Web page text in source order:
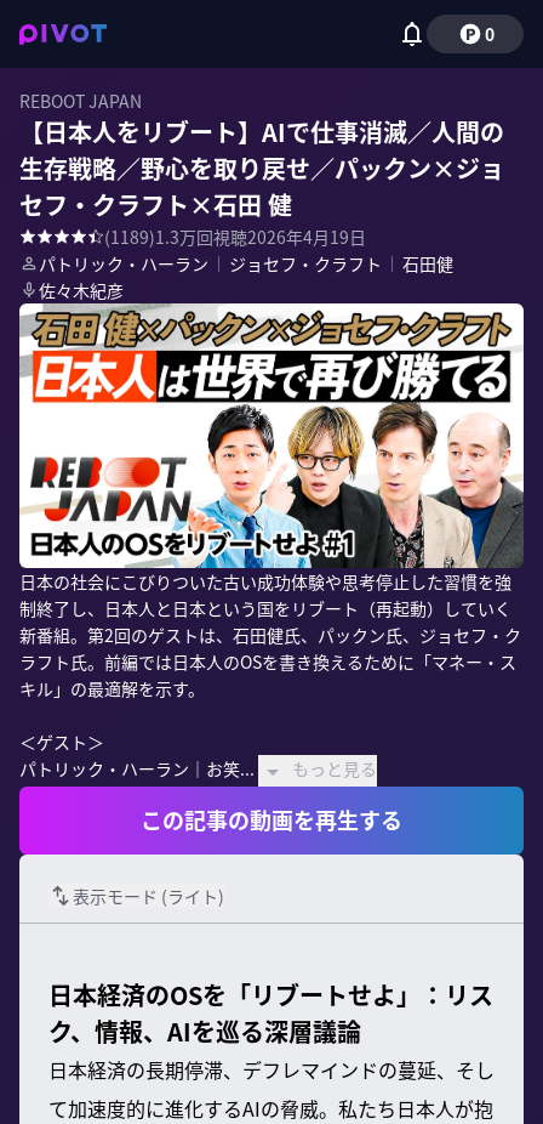
0
REBOOT JAPAN
【日本人をリブート】AIで仕事消滅／人間の
生存戦略／野心を取り戻せ／パックン×ジョ
セフ・クラフト×石田 健
(1189)1.3万回視聴2026年4月19日
パトリック・ハーラン ｜ ジョセフ・クラフト ｜ 石田健
佐々木紀彦
日本の社会にこびりついた古い成功体験や思考停止した習慣を強
制終了し、日本人と日本という国をリブート（再起動）していく
新番組。第2回のゲストは、石田健氏、パックン氏、ジョセフ・ク
ラフト氏。前編では日本人のOSを書き換えるために「マネー・ス
キル」の最適解を示す。
＜ゲスト＞
パトリック・ハーラン｜お笑...
もっと見る
この記事の動画を再生する
表示モード (ライト)
日本経済のOSを「リブートせよ」：リス
ク、情報、AIを巡る深層議論
日本経済の長期停滞、デフレマインドの蔓延、そし
て加速度的に進化するAIの脅威。私たち日本人が抱